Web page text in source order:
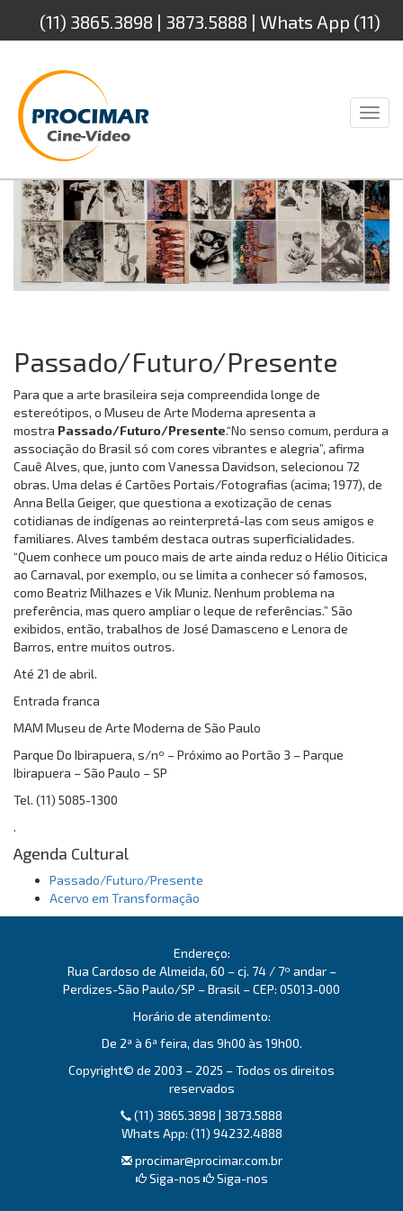
(11) 3865.3898 | 3873.5888 | Whats App (11)
94232.4888
Passado/Futuro/Presente
Para que a arte brasileira seja compreendida longe de
estereótipos, o Museu de Arte Moderna apresenta a
mostra Passado/Futuro/Presente.“No senso comum, perdura a
associação do Brasil só com cores vibrantes e alegria”, afirma
Cauê Alves, que, junto com Vanessa Davidson, selecionou 72
obras. Uma delas é Cartões Portais/Fotografias (acima; 1977), de
Anna Bella Geiger, que questiona a exotização de cenas
cotidianas de indígenas ao reinterpretá-las com seus amigos e
familiares. Alves também destaca outras superficialidades.
“Quem conhece um pouco mais de arte ainda reduz o Hélio Oiticica
ao Carnaval, por exemplo, ou se limita a conhecer só famosos,
como Beatriz Milhazes e Vik Muniz. Nenhum problema na
preferência, mas quero ampliar o leque de referências.” São
exibidos, então, trabalhos de José Damasceno e Lenora de
Barros, entre muitos outros.
Até 21 de abril.
Entrada franca
MAM Museu de Arte Moderna de São Paulo
Parque Do Ibirapuera, s/nº – Próximo ao Portão 3 – Parque
Ibirapuera – São Paulo – SP
Tel. (11) 5085-1300
.
Agenda Cultural
Passado/Futuro/Presente
Acervo em Transformação
Endereço:
Rua Cardoso de Almeida, 60 – cj. 74 / 7º andar –
Perdizes-São Paulo/SP – Brasil – CEP: 05013-000
Horário de atendimento:
De 2ª à 6ª feira, das 9h00 às 19h00.
Copyright© de 2003 – 2025 – Todos os direitos
reservados
(11) 3865.3898 | 3873.5888
Whats App: (11) 94232.4888
procimar@procimar.com.br
Siga-nos
Siga-nos